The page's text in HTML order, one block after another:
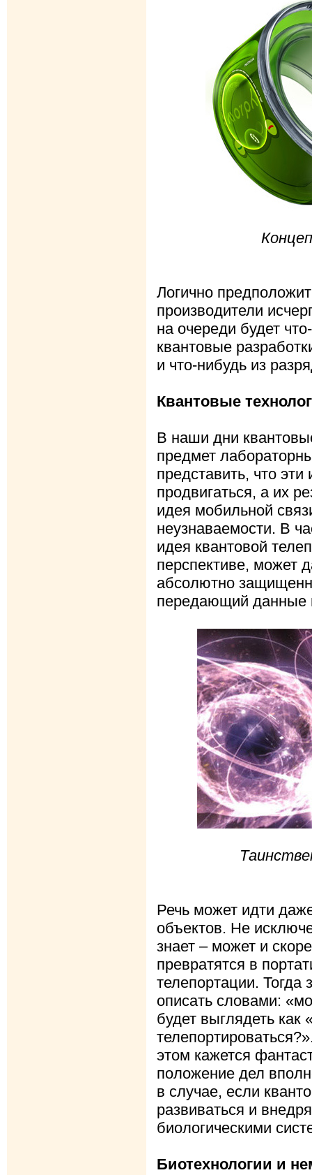
Логично
производители
на очереди будет
квантовые
и что-нибудь из
Квантовые
В наши дни
предмет
представить, что
продвигаться, а их
идея мобильной
неузнаваемости. В
идея квантовой
перспективе, может
абсолютно
передающий данные
Речь может идти
объектов. Не
знает – может и
превратятся в
телепортации. Тогда
описать словами:
будет выглядеть
этом кажется
положение дел
в случае, если
развиваться и
биологическими
Биотехнологии и